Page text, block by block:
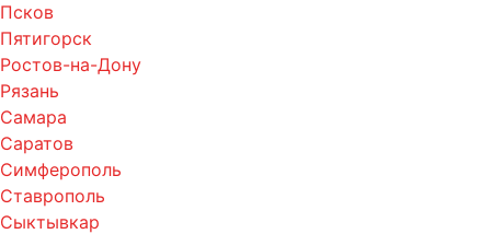
Псков
Пятигорск
Ростов-на-Дону
Рязань
Самара
Саратов
Симферополь
Ставрополь
Сыктывкар